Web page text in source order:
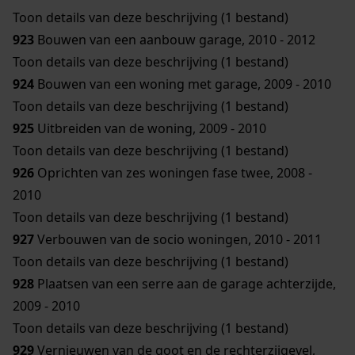
Toon details van deze beschrijving (1 bestand)
923 Bouwen van een aanbouw garage, 2010 - 2012
Toon details van deze beschrijving (1 bestand)
924 Bouwen van een woning met garage, 2009 - 2010
Toon details van deze beschrijving (1 bestand)
925 Uitbreiden van de woning, 2009 - 2010
Toon details van deze beschrijving (1 bestand)
926 Oprichten van zes woningen fase twee, 2008 -
2010
Toon details van deze beschrijving (1 bestand)
927Verbouwen van de socio woningen, 2010 - 2011
Toon details van deze beschrijving (1 bestand)
928 Plaatsen van een serre aan de garage achterzijde,
2009 - 2010
Toon details van deze beschrijving (1 bestand)
929Vernieuwen van de goot en de rechterzijgevel,